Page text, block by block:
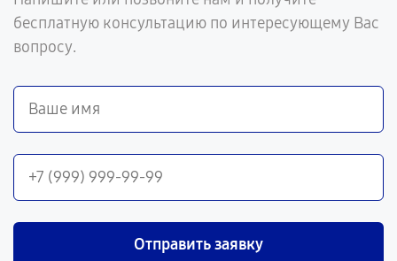
бесплатную консультацию по интересующему Вас
вопросу.
Отправить заявку